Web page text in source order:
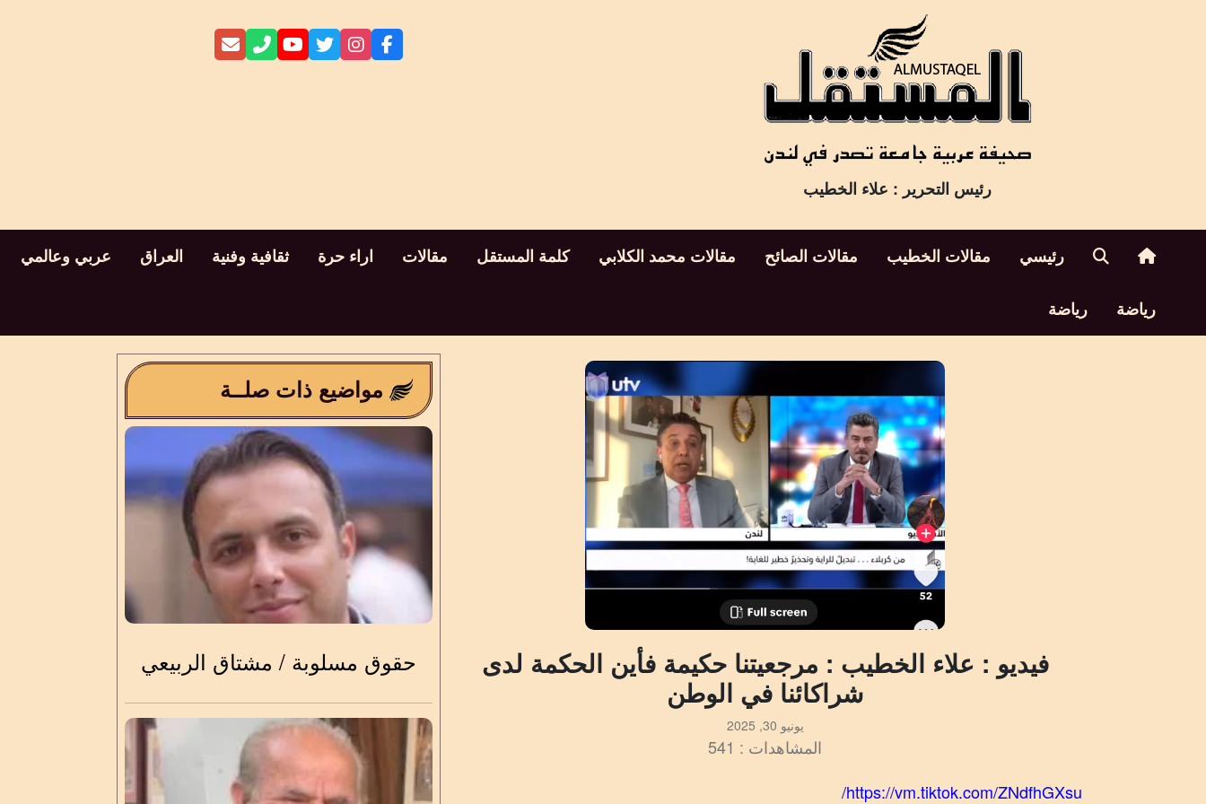
رئيس التحرير : علاء الخطيب
رئيسي مقالات الخطيب مقالات الصائح مقالات محمد الكلابي كلمة المستقل مقالات اراء حرة ثقافية وفنية العراق عربي وعالمي
رياضة رياضة
فيديو : علاء الخطيب : مرجعيتنا حكيمة فأين الحكمة لدى
شراكائنا في الوطن
يونيو 30, 2025
المشاهدات : 541
https://vm.tiktok.com/ZNdfhGXsu/
مواضيع ذات صلــة
حقوق مسلوبة / مشتاق الربيعي